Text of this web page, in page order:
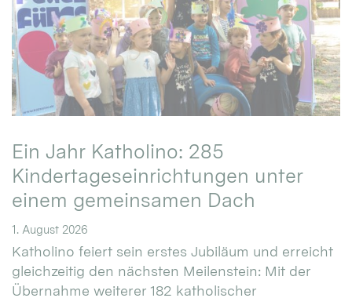
Ein Jahr Katholino: 285
Kindertageseinrichtungen unter
einem gemeinsamen Dach
1. August 2026
Katholino feiert sein erstes Jubiläum und erreicht
gleichzeitig den nächsten Meilenstein: Mit der
Übernahme weiterer 182 katholischer